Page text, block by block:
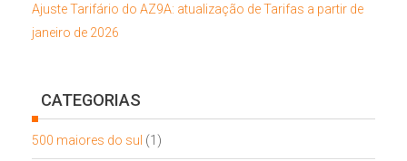
Ajuste Tarifário do AZ9A: atualização de Tarifas a partir de
janeiro de 2026
CATEGORIAS
500 maiores do sul (1)